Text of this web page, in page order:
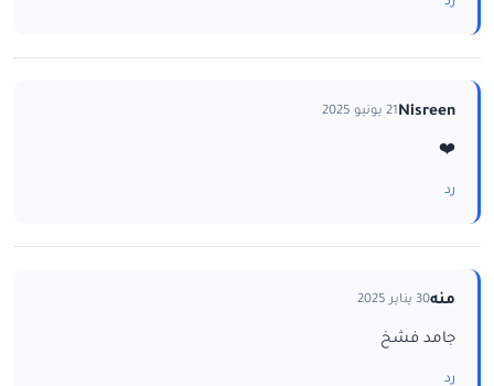
Nisreen21 يونيو 2025
❤️
رد
منه30 يناير 2025
جامد فشخ
رد